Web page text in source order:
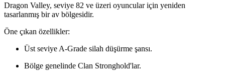
Dragon Valley, seviye 82 ve üzeri oyuncular için yeniden
tasarlanmış bir av bölgesidir.
Öne çıkan özellikler:
Üst seviye A-Grade silah düşürme şansı.
Bölge genelinde Clan Stronghold'lar.